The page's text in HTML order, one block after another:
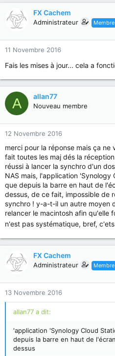
FX Cachem
Administrateur
11 Novembre 2016
Fais les mises à jour... cela a
A allan77
Nouveau membre
12 Novembre 2016
merci pour la réponse mais ça
fait toutes les maj dés la
réussi à lancer la synchro d'un
NAS mais, l'application 'Synology
que depuis la barre en haut de
dessus, de ce fait, impossible de
synchro ! y-a-t-il un autre moyen
relancer le macintosh afin qu'elle
n'est pas systématique, bref,
FX Cachem
Administrateur
13 Novembre 2016
allan77 a dit:
'application 'Synology Cloud
depuis la barre en haut de
dessus